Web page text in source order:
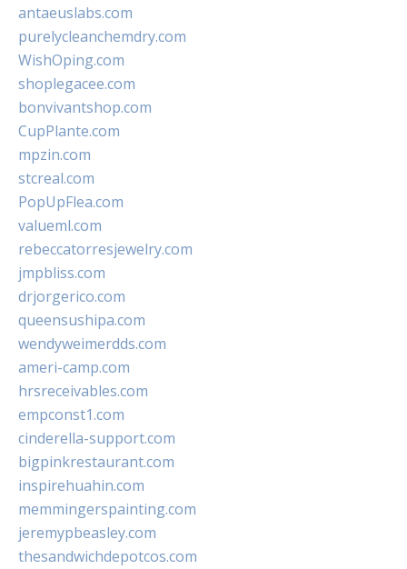
antaeuslabs.com
purelycleanchemdry.com
WishOping.com
shoplegacee.com
bonvivantshop.com
CupPlante.com
mpzin.com
stcreal.com
PopUpFlea.com
valueml.com
rebeccatorresjewelry.com
jmpbliss.com
drjorgerico.com
queensushipa.com
wendyweimerdds.com
ameri-camp.com
hrsreceivables.com
empconst1.com
cinderella-support.com
bigpinkrestaurant.com
inspirehuahin.com
memmingerspainting.com
jeremypbeasley.com
thesandwichdepotcos.com